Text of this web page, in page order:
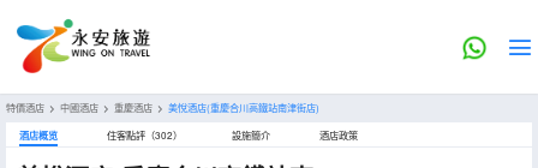
特價酒店 > 中國酒店 > 重慶酒店 > 美悅酒店(重慶合川高鐵站南津街店)
酒店概览 住客點評（302） 設施簡介 酒店政策